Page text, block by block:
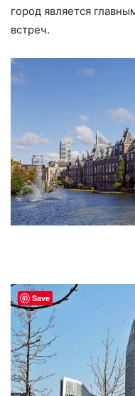
город является
встреч.
Save